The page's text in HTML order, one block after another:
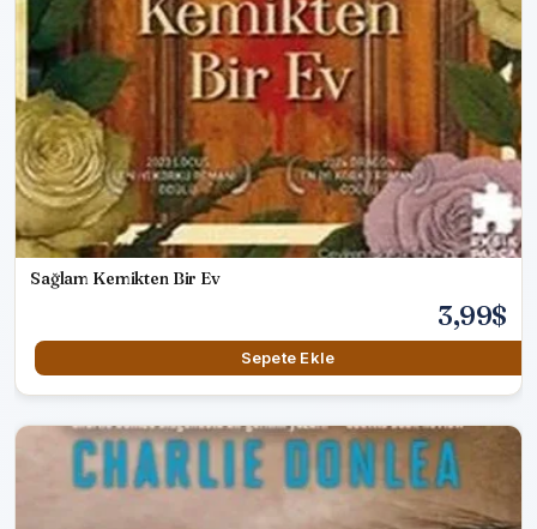
Sağlam Kemikten Bir Ev
3,99$
Sepete Ekle